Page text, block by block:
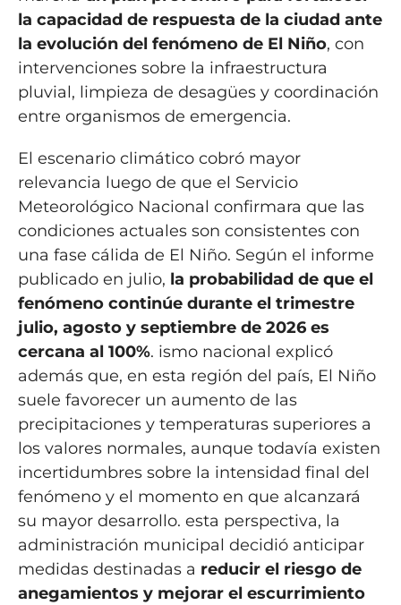
la capacidad de respuesta de la ciudad ante
la evolución del fenómeno de El Niño, con
intervenciones sobre la infraestructura
pluvial, limpieza de desagües y coordinación
entre organismos de emergencia.
El escenario climático cobró mayor
relevancia luego de que el Servicio
Meteorológico Nacional confirmara que las
condiciones actuales son consistentes con
una fase cálida de El Niño. Según el informe
publicado en julio, la probabilidad de que el
fenómeno continúe durante el trimestre
julio, agosto y septiembre de 2026 es
cercana al 100%. ismo nacional explicó
además que, en esta región del país, El Niño
suele favorecer un aumento de las
precipitaciones y temperaturas superiores a
los valores normales, aunque todavía existen
incertidumbres sobre la intensidad final del
fenómeno y el momento en que alcanzará
su mayor desarrollo. esta perspectiva, la
administración municipal decidió anticipar
medidas destinadas a reducir el riesgo de
anegamientos y mejorar el escurrimiento